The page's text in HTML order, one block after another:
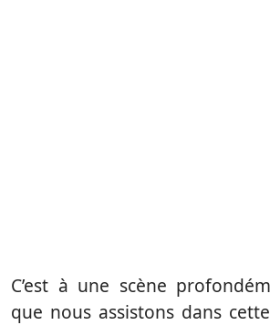
C’est à une scène
que nous assistons dans